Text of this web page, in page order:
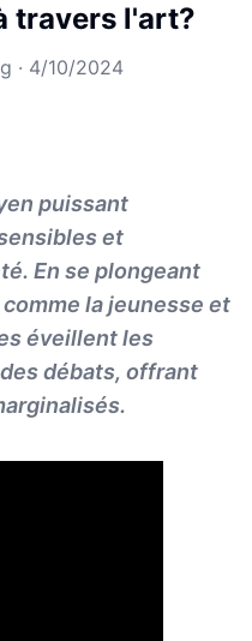
travers l'art?
· 4/10/2024
puissant
et
En se plongeant
la jeunesse et
éveillent les
débats, offrant